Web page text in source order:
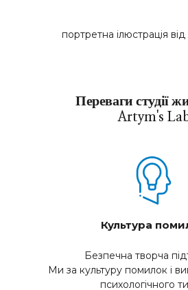
портретна ілюстрація
Переваги студії
Artym's
Культура
Безпечна творча
Ми за культуру помилок і
психологічного